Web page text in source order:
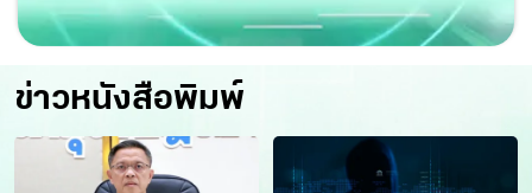
ข่าวหนังสือพิมพ์